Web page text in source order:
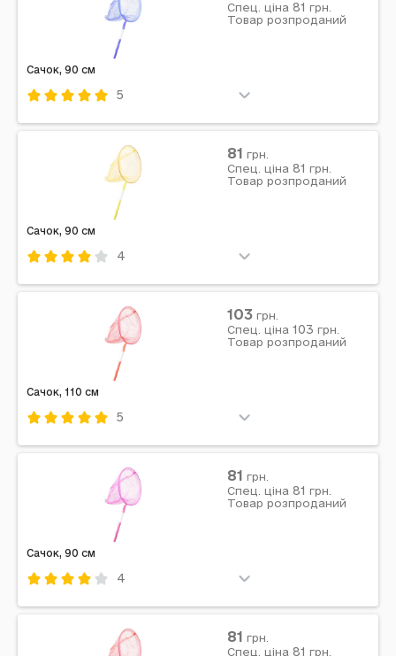
Примітка: Упаковка: Без упаковки | Вага в упаковці:
85 г | Габарити в упаковці: 110 x 23 x 1 см | Габарити
без упаковки: 110 x 23 x 1 см | Країна...
Сачок, 90 см
5
Примітка: Упаковка: Без упаковки | Вага в упаковці:
75 г | Габарити в упаковці: 90 x 20 x 1 см | Габарити
без упаковки: 90 x 20 x 1 см | Країна...
Спец. ціна 81 грн.
Товар розпроданий
Сачок, 90 см
4
Примітка: Упаковка: Без упаковки | Вага в упаковці:
75 г | Габарити в упаковці: 90 x 20 x 1 см | Габарити
без упаковки: 90 x 20 x 1 см | Країна...
81 грн.
Спец. ціна 81 грн.
Товар розпроданий
Сачок, 110 см
5
Примітка: Упаковка: Без упаковки | Вага в упаковці:
85 г | Габарити в упаковці: 110 x 23 x 1 см | Габарити
без упаковки: 110 x 23 x 1 см | Країна...
103 грн.
Спец. ціна 103 грн.
Товар розпроданий
Сачок, 90 см
4
Примітка: Упаковка: Без упаковки | Вага в упаковці:
81 грн.
Спец. ціна 81 грн.
Товар розпроданий
81 грн.
Спец. ціна 81 грн.